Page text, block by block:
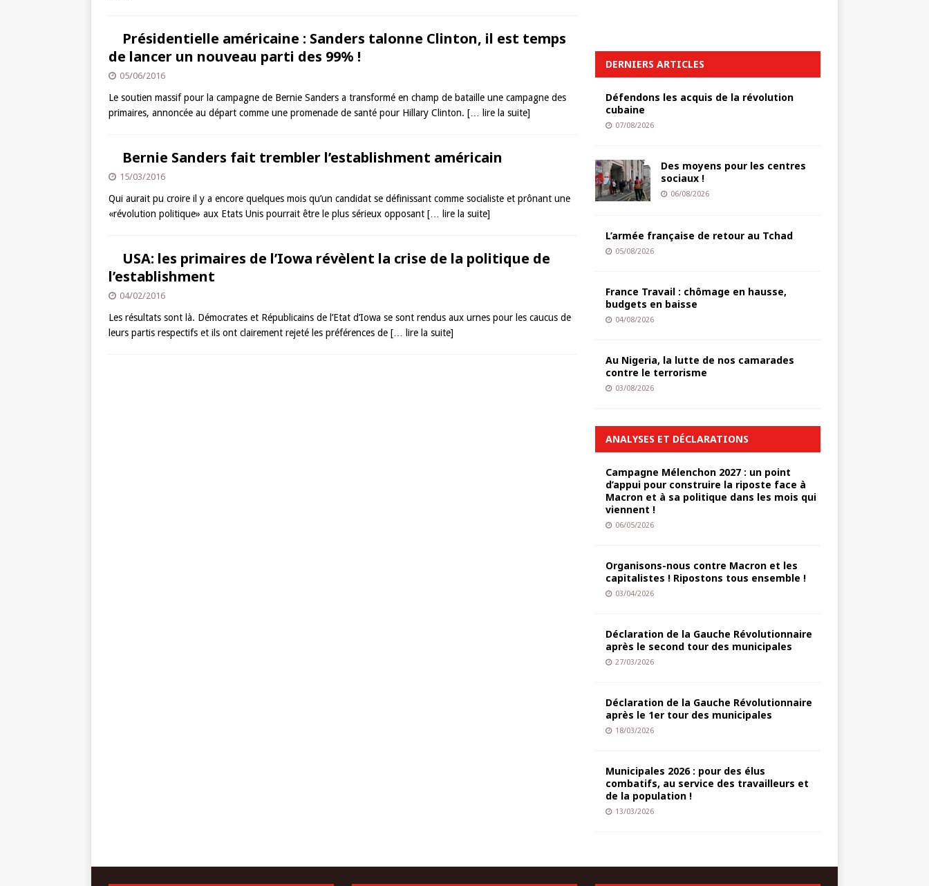
Présidentielle américaine : Sanders talonne Clinton, il est temps
de lancer un nouveau parti des 99% !
05/06/2016
Le soutien massif pour la campagne de Bernie Sanders a transformé en champ de bataille une campagne des
primaires, annoncée au départ comme une promenade de santé pour Hillary Clinton. [… lire la suite]
Bernie Sanders fait trembler l’establishment américain
15/03/2016
Qui aurait pu croire il y a encore quelques mois qu’un candidat se définissant comme socialiste et prônant une
«révolution politique» aux Etats Unis pourrait être le plus sérieux opposant [… lire la suite]
USA: les primaires de l’Iowa révèlent la crise de la politique de
l’establishment
04/02/2016
Les résultats sont là. Démocrates et Républicains de l’Etat d’Iowa se sont rendus aux urnes pour les caucus de
leurs partis respectifs et ils ont clairement rejeté les préférences de [… lire la suite]
DERNIERS ARTICLES
Défendons les acquis de la révolution
cubaine
07/08/2026
Des moyens pour les centres
sociaux !
06/08/2026
L’armée française de retour au Tchad
05/08/2026
France Travail : chômage en hausse,
budgets en baisse
04/08/2026
Au Nigeria, la lutte de nos camarades
contre le terrorisme
03/08/2026
ANALYSES ET DÉCLARATIONS
Campagne Mélenchon 2027 : un point
d’appui pour construire la riposte face à
Macron et à sa politique dans les mois qui
viennent !
06/05/2026
Organisons-nous contre Macron et les
capitalistes ! Ripostons tous ensemble !
03/04/2026
Déclaration de la Gauche Révolutionnaire
après le second tour des municipales
27/03/2026
Déclaration de la Gauche Révolutionnaire
après le 1er tour des municipales
18/03/2026
Municipales 2026 : pour des élus
combatifs, au service des travailleurs et
de la population !
13/03/2026